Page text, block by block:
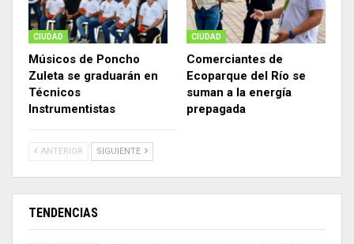
CIUDAD
Músicos de Poncho
Zuleta se graduarán en
Técnicos
Instrumentistas
CIUDAD
Comerciantes de
Ecoparque del Río se
suman a la energía
prepagada
ANTERIOR SIGUIENTE
TENDENCIAS